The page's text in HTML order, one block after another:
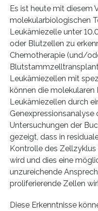
Es ist heute mit diesem
molekularbiologischen
Leukämiezelle unter
oder Blutzellen zu
Chemotherapie (und/
Leukämiezellen mit
können die molekularen
Leukämiezellen durch
Genexpressionsanalyse
Untersuchungen der
gezeigt, dass in
Kontrolle des
wird und dies eine
unzureichende
proliferierende Zellen
Diese Erkenntnisse